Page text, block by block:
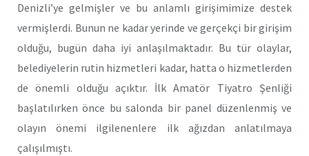
Denizli’ye gelmişler ve bu anlamlı girişimimize destek
vermişlerdi. Bunun ne kadar yerinde ve gerçekçi bir girişim
olduğu, bugün daha iyi anlaşılmaktadır. Bu tür olaylar,
belediyelerin rutin hizmetleri kadar, hatta o hizmetlerden
de önemli olduğu açıktır. İlk Amatör Tiyatro Şenliği
başlatılırken önce bu salonda bir panel düzenlenmiş ve
olayın önemi ilgilenenlere ilk ağızdan anlatılmaya
çalışılmıştı.